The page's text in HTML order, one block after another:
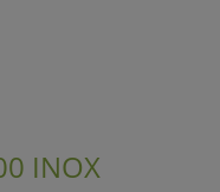
INOX